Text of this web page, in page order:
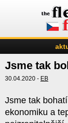
Jsme tak
30.04.2020 - EB
Jsme tak
ekonomiku a